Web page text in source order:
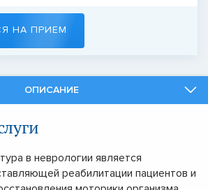
НА ПРИЕМ
ОПИСАНИЕ
в неврологии является
реабилитации пациентов и